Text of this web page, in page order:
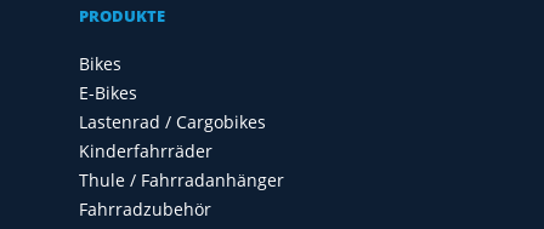
PRODUKTE
Bikes
E-Bikes
Lastenrad / Cargobikes
Kinderfahrräder
Thule / Fahrradanhänger
Fahrradzubehör